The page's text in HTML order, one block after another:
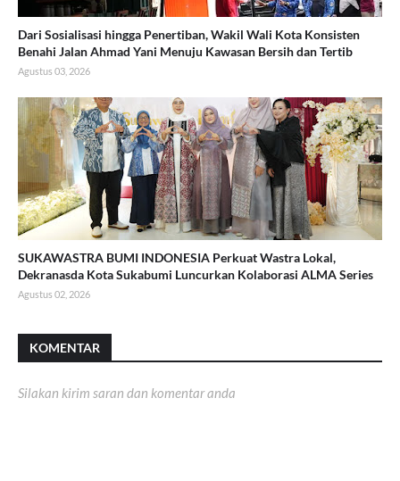
Dari Sosialisasi hingga Penertiban, Wakil Wali Kota Konsisten
Benahi Jalan Ahmad Yani Menuju Kawasan Bersih dan Tertib
Agustus 03, 2026
SUKAWASTRA BUMI INDONESIA Perkuat Wastra Lokal,
Dekranasda Kota Sukabumi Luncurkan Kolaborasi ALMA Series
Agustus 02, 2026
KOMENTAR
Silakan kirim saran dan komentar anda